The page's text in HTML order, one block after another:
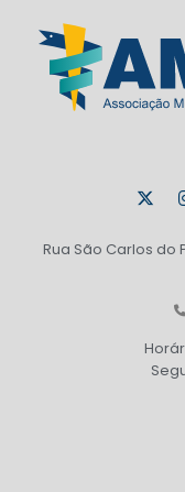
Rua São Carlos do